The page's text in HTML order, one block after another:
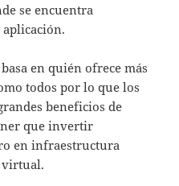
se encuentra
en quién ofrece más
todos por lo que los
beneficios de
que invertir
en infraestructura
virtual.